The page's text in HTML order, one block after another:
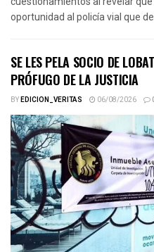
oportunidad al policía vial que
SE LES PELA SOCIO DE
PRÓFUGO DE LA JUSTICIA
BYEDICION_VERITAS 06/08/2026